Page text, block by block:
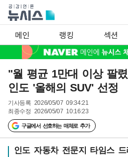
메인 랭킹 섹션
"월 평균 1만대 이상 팔
인도 '올해의 SUV' 선정
기사등록 2026/05/07 09:34:21
최종수정 2026/05/07 10:16:23
구글에서 선호하는 매체로 추가
인도 자동차 전문지 타임스